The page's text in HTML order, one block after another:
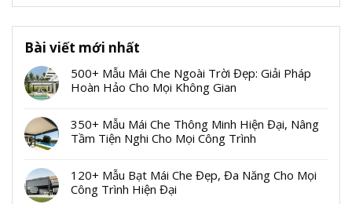
Bài viết mới nhất
500+ Mẫu Mái Che Ngoài Trời Đẹp: Giải Pháp
Hoàn Hảo Cho Mọi Không Gian
350+ Mẫu Mái Che Thông Minh Hiện Đại, Nâng
Tầm Tiện Nghi Cho Mọi Công Trình
120+ Mẫu Bạt Mái Che Đẹp, Đa Năng Cho Mọi
Công Trình Hiện Đại